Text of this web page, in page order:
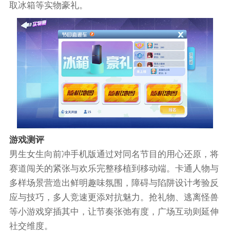
取冰箱等实物豪礼。
游戏测评
男生女生向前冲手机版通过对同名节目的用心还原，将
赛道闯关的紧张与欢乐完整移植到移动端。卡通人物与
多样场景营造出鲜明趣味氛围，障碍与陷阱设计考验反
应与技巧，多人竞速更添对抗魅力。抢礼物、逃离怪兽
等小游戏穿插其中，让节奏张弛有度，广场互动则延伸
社交维度。